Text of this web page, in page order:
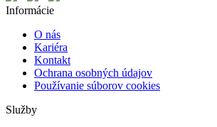
Informácie
O nás
Kariéra
Kontakt
Ochrana osobných údajov
Používanie súborov cookies
Služby